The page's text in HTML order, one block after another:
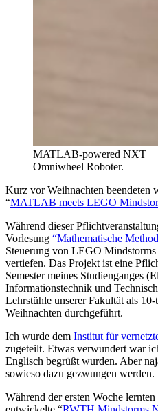
MATLAB-powered NXT
Omniwheel Roboter.
Kurz vor Weihnachten beendeten
“MATLAB meets LEGO
Während dieser
Vorlesung “Mathematische
Steuerung von LEGO
vertiefen. Das Projekt ist eine
Semester meines Studienganges
Informationstechnik und
Lehrstühle unserer Fakultät als
Weihnachten durchgeführt.
Ich wurde dem Institut für
zugeteilt. Etwas verwundert war
Englisch begrüßt wurden. Aber
sowieso dazu gezwungen werden.
Während der ersten Woche